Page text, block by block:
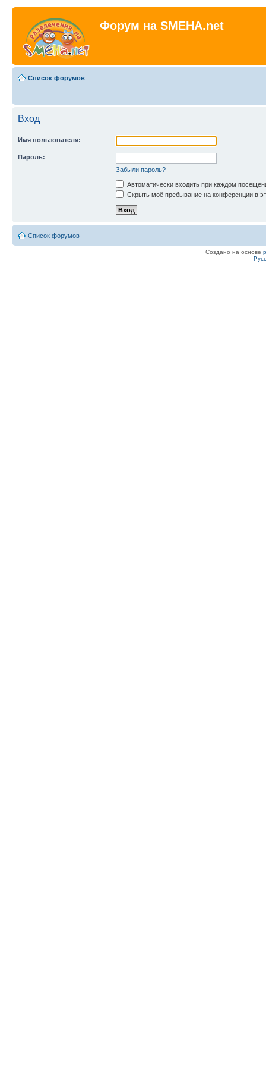
Форум на SMEHA.net
Список форумов
Вход
Имя пользователя:
Пароль:
Забыли пароль?
Автоматически входить при каждом
Скрыть моё пребывание на конференции в
Список форумов
Создано на основе